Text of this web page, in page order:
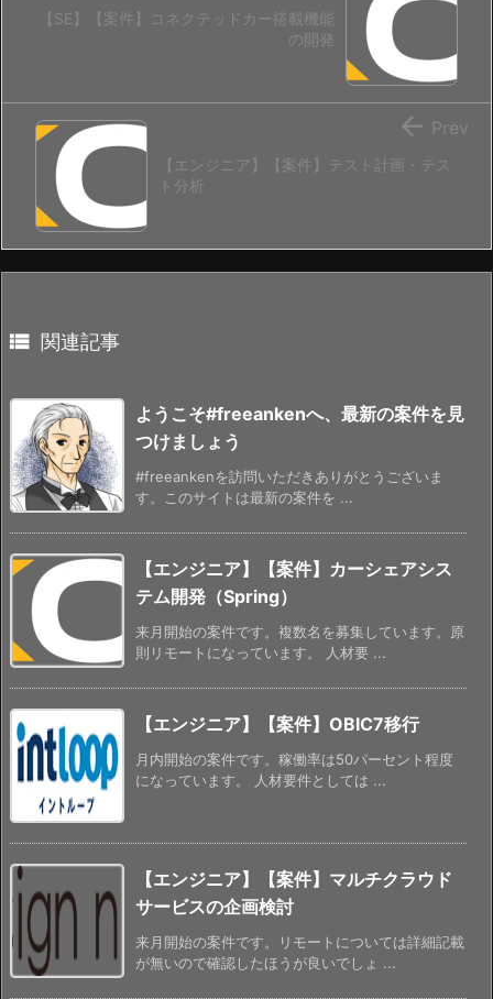
【SE】【案件】コネクテッドカー搭載機能
の開発
【エンジニア】【案件】テスト計画・テス
ト分析
 Prev
 関連記事
ようこそ#freeankenへ、最新の案件を見
つけましょう
#freeankenを訪問いただきありがとうございま
す。このサイトは最新の案件を ...
【エンジニア】【案件】カーシェアシス
テム開発（Spring）
来月開始の案件です。複数名を募集しています。原
則リモートになっています。 人材要 ...
【エンジニア】【案件】OBIC7移行
月内開始の案件です。稼働率は50パーセント程度
になっています。 人材要件としては ...
【エンジニア】【案件】マルチクラウド
サービスの企画検討
来月開始の案件です。リモートについては詳細記載
が無いので確認したほうが良いでしょ ...